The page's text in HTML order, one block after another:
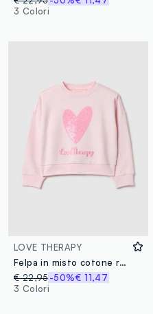
3 Colori
LOVE THERAPY
Felpa in misto cotone rosa regular fit con cuore per bambina
€ 22,95-50%€ 11,47
3 Colori